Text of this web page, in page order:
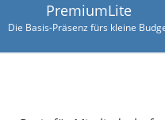
PremiumLite
Die Basis-Präsenz fürs kleine